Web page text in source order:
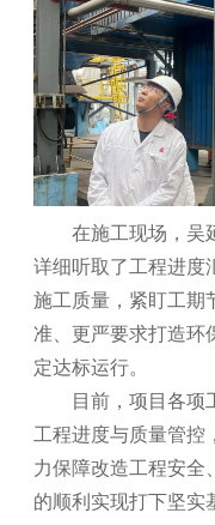
在施工现场，吴延
详细听取了工程进度
施工质量，紧盯工期
准、更严要求打造环
定达标运行。
目前，项目各项工
工程进度与质量管控
力保障改造工程安全
的顺利实现打下坚实